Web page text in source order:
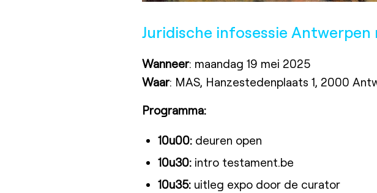
Juridische infosessie Antwerpen
Wanneer: maandag 19 mei 2025
Waar: MAS, Hanzestedenplaats 1, 2000
Programma:
10u00:deuren open
10u30:intro testament.be
10u35:uitleg expo door de curator